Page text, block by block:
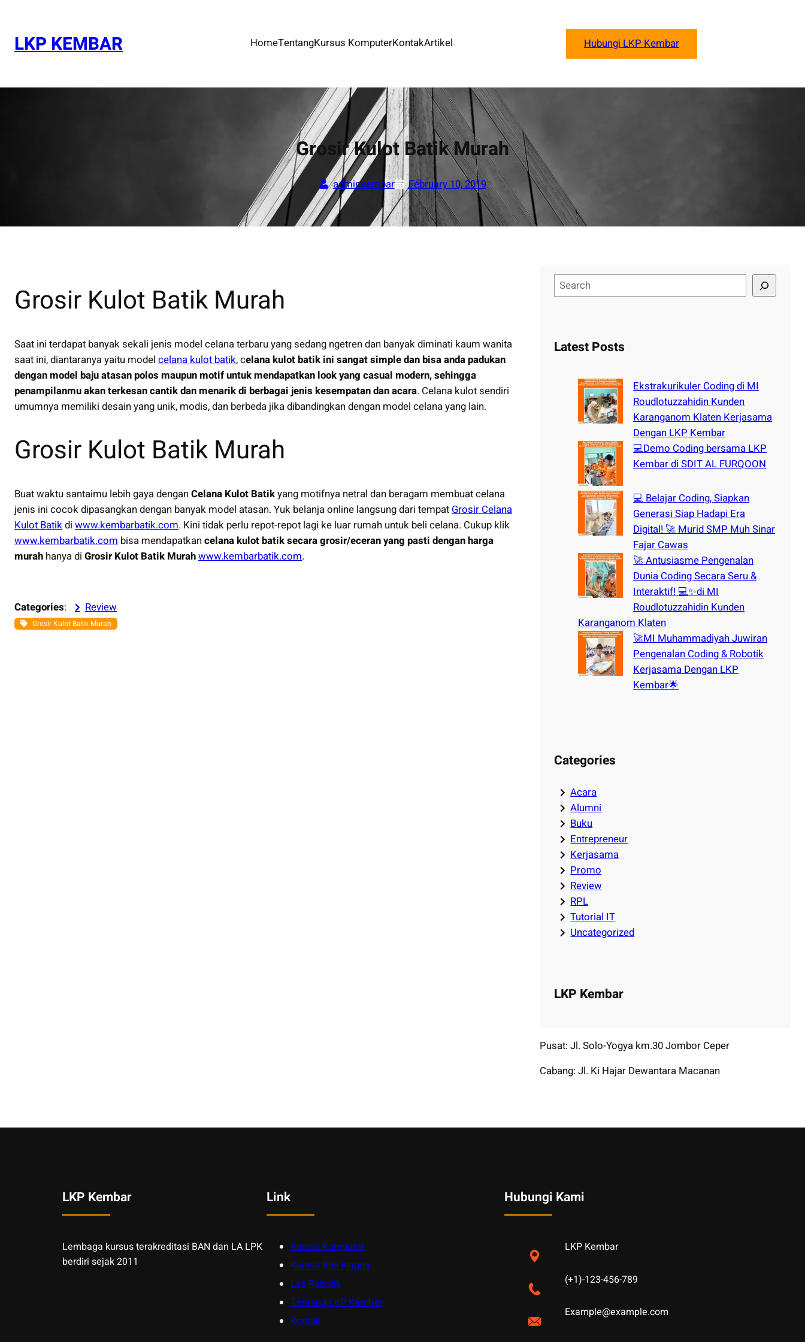
contentLKP KEMBAR HomeTentangKursus KomputerKontakArtikel Hubungi LKP Kembar
Grosir Kulot Batik Murah
adminkembar February 10, 2019
Grosir Kulot Batik Murah
Saat ini terdapat banyak sekali jenis model celana terbaru yang sedang ngetren dan banyak diminati kaum wanita
saat ini, diantaranya yaitu model celana kulot batik, celana kulot batik ini sangat simple dan bisa anda padukan
dengan model baju atasan polos maupun motif untuk mendapatkan look yang casual modern, sehingga
penampilanmu akan terkesan cantik dan menarik di berbagai jenis kesempatan dan acara. Celana kulot sendiri
umumnya memiliki desain yang unik, modis, dan berbeda jika dibandingkan dengan model celana yang lain.
Grosir Kulot Batik Murah
Buat waktu santaimu lebih gaya denganCelana Kulot Batikyang motifnya netral dan beragam membuat celana
jenis ini cocok dipasangkan dengan banyak model atasan. Yuk belanja online langsung dari tempat Grosir Celana
Kulot Batikdi www.kembarbatik.com. Kini tidak perlu repot-repot lagi ke luar rumah untuk beli celana. Cukup klik
www.kembarbatik.com bisa mendapatkancelana kulot batik secara grosir/eceran yang pasti dengan harga
murah hanya di Grosir Kulot Batik Murahwww.kembarbatik.com.
Categories: Review
Grosir Kulot Batik Murah
e
cLatest Posts
Ekstrakurikuler Coding di MI
Roudlotuzzahidin Kunden
Karanganom Klaten Kerjasama
Dengan LKP Kembar
💻Demo Coding bersama LKP
Kembar di SDIT AL FURQOON
💻 Belajar Coding, Siapkan
Generasi Siap Hadapi Era
Digital! 🚀 Murid SMP Muh Sinar
Fajar Cawas
🚀 Antusiasme Pengenalan
Dunia Coding Secara Seru &
Interaktif! 💻✨di MI
Roudlotuzzahidin Kunden
Karanganom Klaten
🚀MI Muhammadiyah Juwiran
Pengenalan Coding & Robotik
Kerjasama Dengan LKP
Kembar🌟
Categories
Acara
Alumni
Buku
Entrepreneur
Kerjasama
Promo
Review
RPL
Tutorial IT
Uncategorized
LKP Kembar
Pusat: Jl. Solo-Yogya km.30 Jombor Ceper
Cabang: Jl. Ki Hajar Dewantara Macanan
LKP Kembar
Lembaga kursus terakreditasi BAN dan LA LPK
berdiri sejak 2011
Link
Kursus Komputer
Kursus Bhs Inggris
Les Robotik
Tentang LKP Kembar
Kontak
Hubungi Kami
LKP Kembar
(+1)-123-456-789
Example@example.com